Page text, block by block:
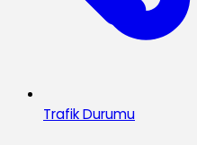
Trafik Durumu